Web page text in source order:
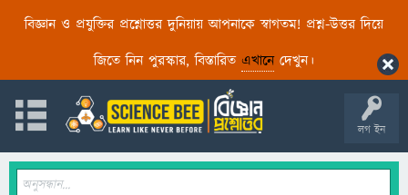
বিজ্ঞান ও প্রযুক্তির প্রশ্নোত্তর দুনিয়ায় আপনাকে স্বাগতম! প্রশ্ন-উত্তর দিয়ে
জিতে নিন পুরস্কার, বিস্তারিত এখানেদেখুন।
লগ ইন